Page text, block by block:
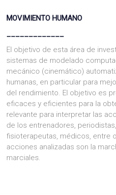
MOVIMIENTO HUMANO
_____________
El objetivo de esta área de
sistemas de modelado
mecánico (cinemático)
humanas, en particular para
del rendimiento. El objetivo es
eficaces y eficientes para la
relevante para interpretar las
de los entrenadores, periodistas,
fisioterapeutas, médicos, entre
acciones analizadas son la
marciales.